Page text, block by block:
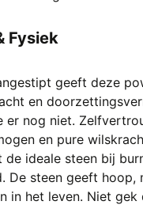
Fysiek
geeft deze
en
er nog niet.
en pure
ideale steen bij
De steen geeft hoop,
in het leven. Niet gek